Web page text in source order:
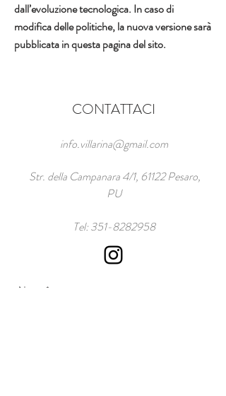
dall’evoluzione tecnologica. In caso di
modifica delle politiche, la nuova versione sarà
pubblicata in questa pagina del sito.
CONTATTACI
info.villarina@gmail.com
Str. della Campanara 4/1, 61122 Pesaro,
PU
Tel:351-8282958